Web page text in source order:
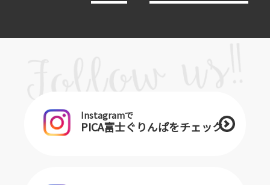
Instagramで
PICA富士ぐりんぱをチェック